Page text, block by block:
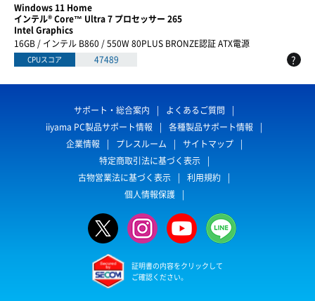
Windows 11 Home
インテル® Core™ Ultra 7 プロセッサー 265
Intel Graphics
16GB / インテル B860 / 550W 80PLUS BRONZE認証 ATX電源
CPUスコア 47489 ?
サポート・総合案内
よくあるご質問
iiyama PC製品サポート情報
各種製品サポート情報
企業情報
プレスルーム
サイトマップ
特定商取引法に基づく表示
古物営業法に基づく表示
利用規約
個人情報保護
証明書の内容をクリックして
ご確認ください。